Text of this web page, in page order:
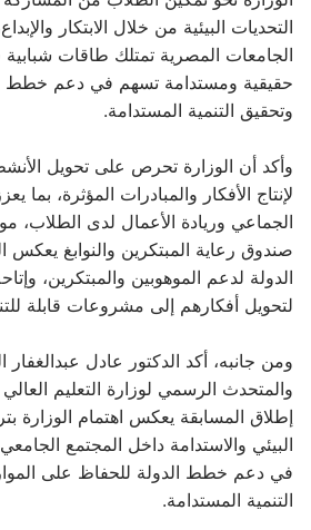
التحديات البيئية من خلال الابتكار
الجامعات المصرية تمتلك طاقات
حقيقية ومستدامة تسهم في دعم خطط
وتحقيق التنمية المستدامة.
وأكد أن الوزارة تحرص على تحويل
لإنتاج الأفكار والمبادرات المؤثرة، بما
الجماعي وريادة الأعمال لدى الطلاب،
صندوق رعاية المبتكرين والنوابغ
الدولة لدعم الموهوبين والمبتكرين،
لتحويل أفكارهم إلى مشروعات قابلة
ومن جانبه، أكد الدكتور عادل عبدالغفار
والمتحدث الرسمي لوزارة التعليم
إطلاق المسابقة يعكس اهتمام الوزارة
البيئي والاستدامة داخل المجتمع
في دعم خطط الدولة للحفاظ على
التنمية المستدامة.